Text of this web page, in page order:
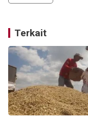
Terkait